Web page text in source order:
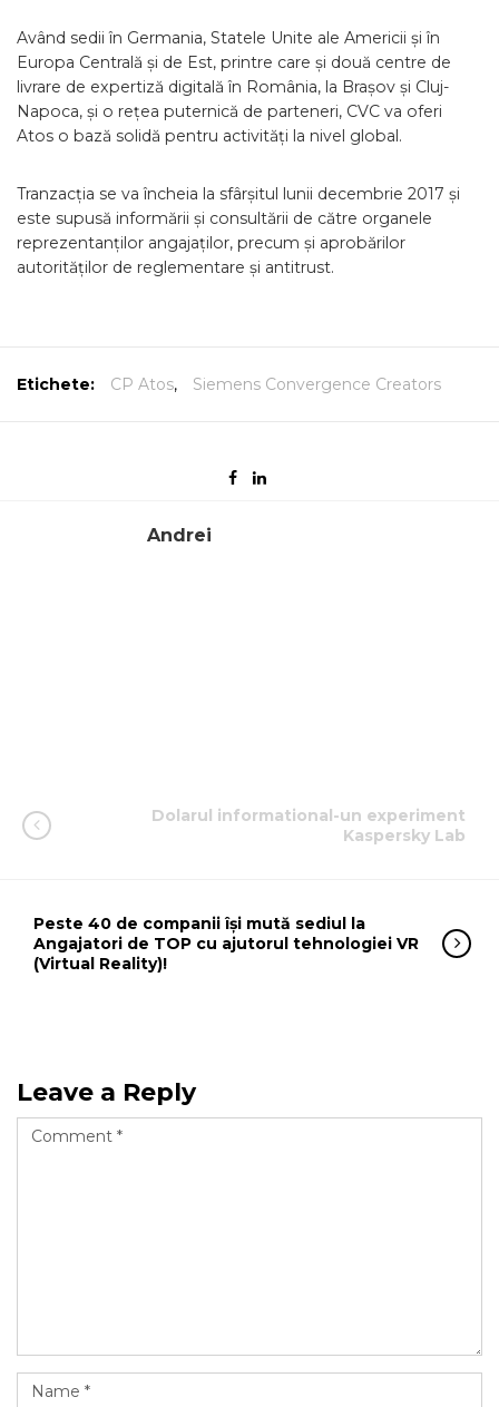
Având sedii în Germania, Statele Unite ale Americii și în
Europa Centrală și de Est, printre care și două centre de
livrare de expertiză digitală în România, la Brașov și Cluj-
Napoca, și o rețea puternică de parteneri, CVC va oferi
Atos o bază solidă pentru activități la nivel global.
Tranzacția se va încheia la sfârșitul lunii decembrie 2017 și
este supusă informării și consultării de către organele
reprezentanților angajaților, precum și aprobărilor
autorităților de reglementare și antitrust.
Etichete: CP Atos, Siemens Convergence Creators
Andrei
Dolarul informational-un experiment
Kaspersky Lab
Peste 40 de companii își mută sediul la
Angajatori de TOP cu ajutorul tehnologiei VR
(Virtual Reality)!
Leave a Reply